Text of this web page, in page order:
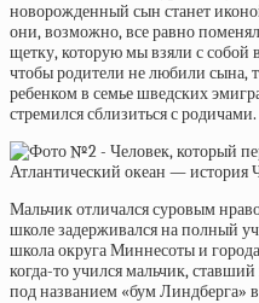
новорожденный сын станет
они, возможно, все равно
щетку, которую мы взяли с собой
чтобы родители не любили сына,
ребенком в семье шведских
стремился сблизиться с родичами.
Мальчик отличался суровым
школе задерживался на полный
школа округа Миннесоты и
когда-то учился мальчик,
под названием «бум Линдберга»